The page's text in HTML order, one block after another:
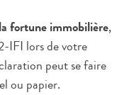
fortune immobilière,
IFI lors de votre
peut se faire
ou papier.